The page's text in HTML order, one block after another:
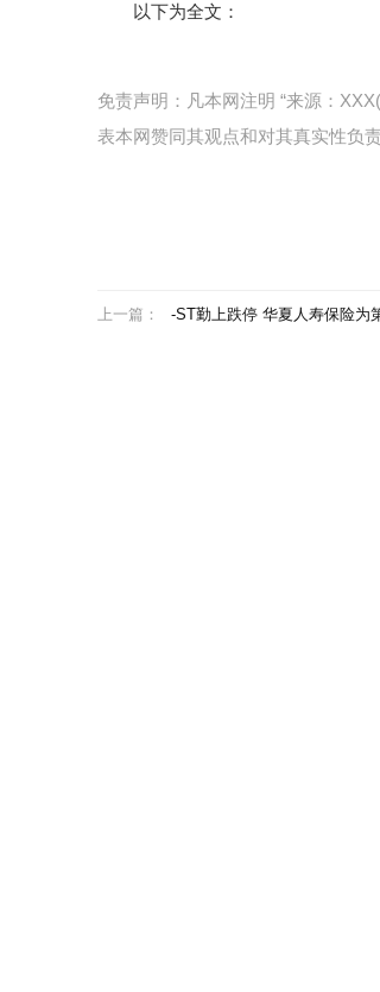
以下为全文：
免责声明：凡本网注明 “来源：
表本网赞同其观点和对其真实性负责
上一篇： -ST勤上跌停 华夏人寿保险为